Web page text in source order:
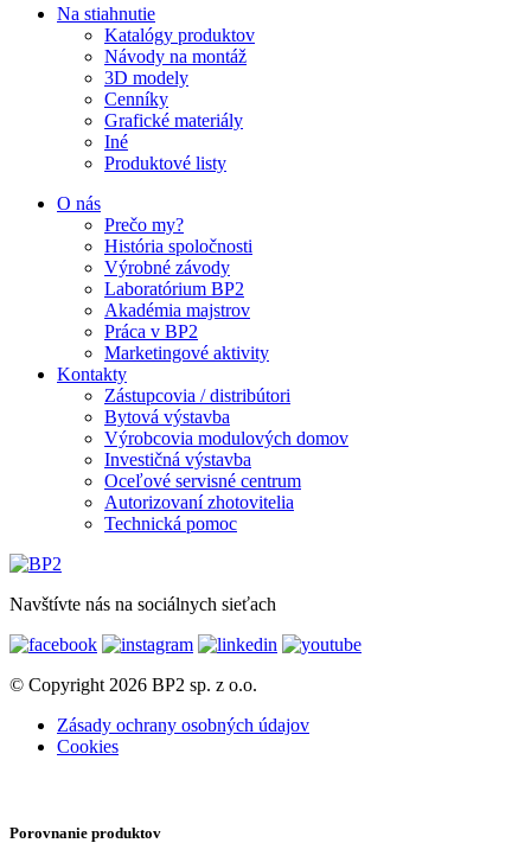
Na stiahnutie
Katalógy produktov
Návody na montáž
3D modely
Cenníky
Grafické materiály
Iné
Produktové listy
O nás
Prečo my?
História spoločnosti
Výrobné závody
Laboratórium BP2
Akadémia majstrov
Práca v BP2
Marketingové aktivity
Kontakty
Zástupcovia / distribútori
Bytová výstavba
Výrobcovia modulových domov
Investičná výstavba
Oceľové servisné centrum
Autorizovaní zhotovitelia
Technická pomoc
Navštívte nás na sociálnych sieťach
© Copyright 2026 BP2 sp. z o.o.
Zásady ochrany osobných údajov
Cookies
Porovnanie produktov